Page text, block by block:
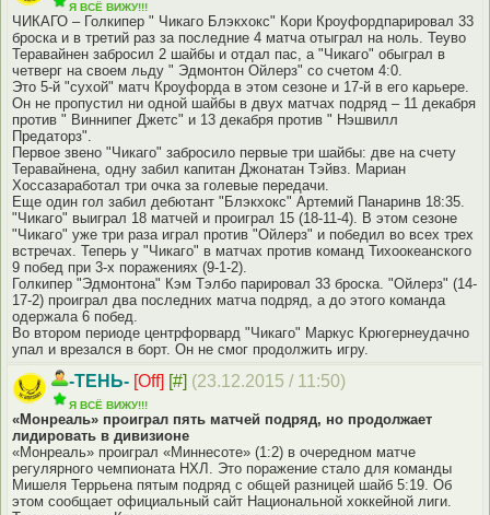
Я ВСЁ ВИЖУ!!!
ЧИКАГО – Голкипер " Чикаго Блэкхокс" Кори Кроуфордпарировал 33
броска и в третий раз за последние 4 матча отыграл на ноль. Теуво
Теравайнен забросил 2 шайбы и отдал пас, а "Чикаго" обыграл в
четверг на своем льду " Эдмонтон Ойлерз" со счетом 4:0.
Это 5-й "сухой" матч Кроуфорда в этом сезоне и 17-й в его карьере.
Он не пропустил ни одной шайбы в двух матчах подряд – 11 декабря
против " Виннипег Джетс" и 13 декабря против " Нэшвилл
Предаторз".
Первое звено "Чикаго" забросило первые три шайбы: две на счету
Теравайнена, одну забил капитан Джонатан Тэйвз. Мариан
Хоссазаработал три очка за голевые передачи.
Еще один гол забил дебютант "Блэкхокс" Артемий Панаринв 18:35.
"Чикаго" выиграл 18 матчей и проиграл 15 (18-11-4). В этом сезоне
"Чикаго" уже три раза играл против "Ойлерз" и победил во всех трех
встречах. Теперь у "Чикаго" в матчах против команд Тихоокеанского
9 побед при 3-х поражениях (9-1-2).
Голкипер "Эдмонтона" Кэм Тэлбо парировал 33 броска. "Ойлерз" (14-
17-2) проиграл два последних матча подряд, а до этого команда
одержала 6 побед.
Во втором периоде центрфорвард "Чикаго" Маркус Крюгернеудачно
упал и врезался в борт. Он не смог продолжить игру.
-ТЕНЬ- [Off] [#] (23.12.2015 / 11:50)
Я ВСЁ ВИЖУ!!!
«Монреаль» проиграл пять матчей подряд, но продолжает
лидировать в дивизионе
«Монреаль» проиграл «Миннесоте» (1:2) в очередном матче
регулярного чемпионата НХЛ. Это поражение стало для команды
Мишеля Террьена пятым подряд с общей разницей шайб 5:19. Об
этом сообщает официальный сайт Национальной хоккейной лиги.